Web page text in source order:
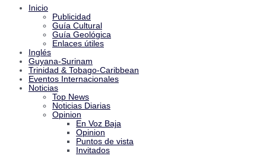
Inicio
Publicidad
Guía Cultural
Guía Geológica
Enlaces útiles
Inglés
Guyana-Surinam
Trinidad & Tobago-Caribbean
Eventos Internacionales
Noticias
Top News
Noticias Diarias
Opinion
En Voz Baja
Opinion
Puntos de vista
Invitados